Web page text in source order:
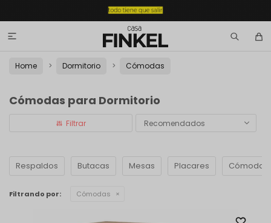

Home Dormitorio Cómodas
Cómodas para Dormitorio
Recomendados
Respaldos Butacas Mesas Placares Cómodas
Filtrando por: Cómodas